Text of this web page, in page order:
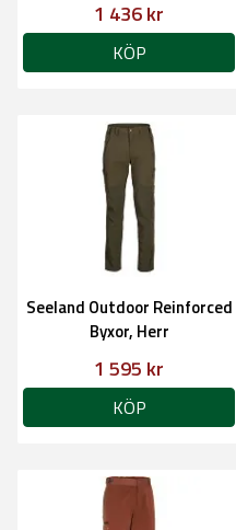
1 436 kr
KÖP
Seeland Outdoor Reinforced
Byxor, Herr
1 595 kr
KÖP